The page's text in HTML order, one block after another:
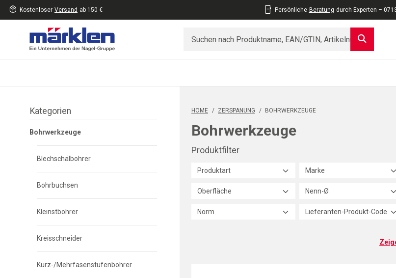
Kostenloser Versand ab 150 € Persönliche Beratung durch Experten –
Filter
überspringen
Kategorien
Bohrwerkzeuge
Blechschälbohrer
Bohrbuchsen
Kleinstbohrer
Kreisschneider
Kurz-/Mehrfasenstufenbohrer
HOME / ZERSPANUNG / BOHRWERKZEUGE
Bohrwerkzeuge
Produktfilter
Produktart Marke
Oberfläche Nenn-Ø
Norm Lieferanten-Produkt-Code